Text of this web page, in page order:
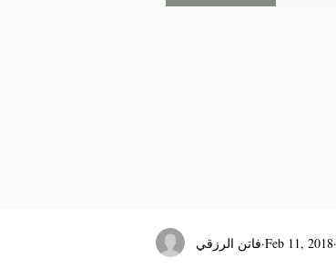
فاتن الرزقي Feb 11, 2018